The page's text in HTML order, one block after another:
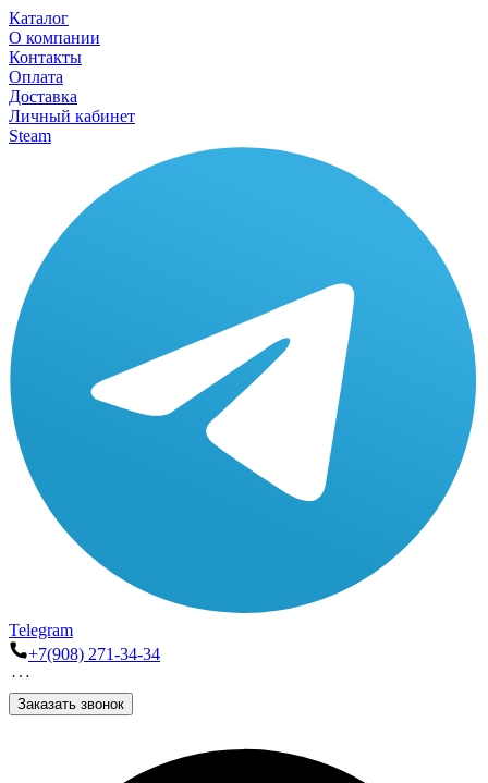
Каталог
О компании
Контакты
Оплата
Доставка
Личный кабинет
Steam
Telegram
+7(908) 271-34-34
Заказать звонок